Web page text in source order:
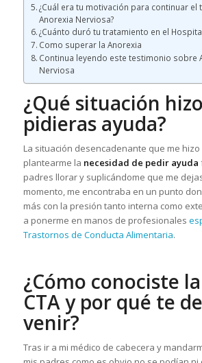
¿Cuál era tu motivación para continuar el
Anorexia Nerviosa?
¿Cuánto duró tu tratamiento en el
Como superar la Anorexia
Continua leyendo este testimonio sobre
Nerviosa
¿Qué situación
pidieras ayuda?
La situación desencadenante que me
plantearme la necesidad de pedir ayuda
padres llorar y suplicándome que me
momento, me encontraba en un punto
más con la presión tanto interna como
a ponerme en manos de profesionales
Trastornos de Conducta Alimentaria.
¿Cómo conociste
CTA y por qué te
venir?
Tras ir a mi médico de cabecera y